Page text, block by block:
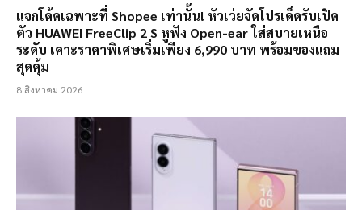
แจกโค้ดเฉพาะที่ Shopee เท่านั้น! หัวเว่ยจัดโปรเด็ดรับเปิด
ตัว HUAWEI FreeClip 2 S หูฟัง Open-ear ใส่สบายเหนือ
ระดับ เคาะราคาพิเศษเริ่มเพียง 6,990 บาท พร้อมของแถม
สุดคุ้ม
8 สิงหาคม 2026